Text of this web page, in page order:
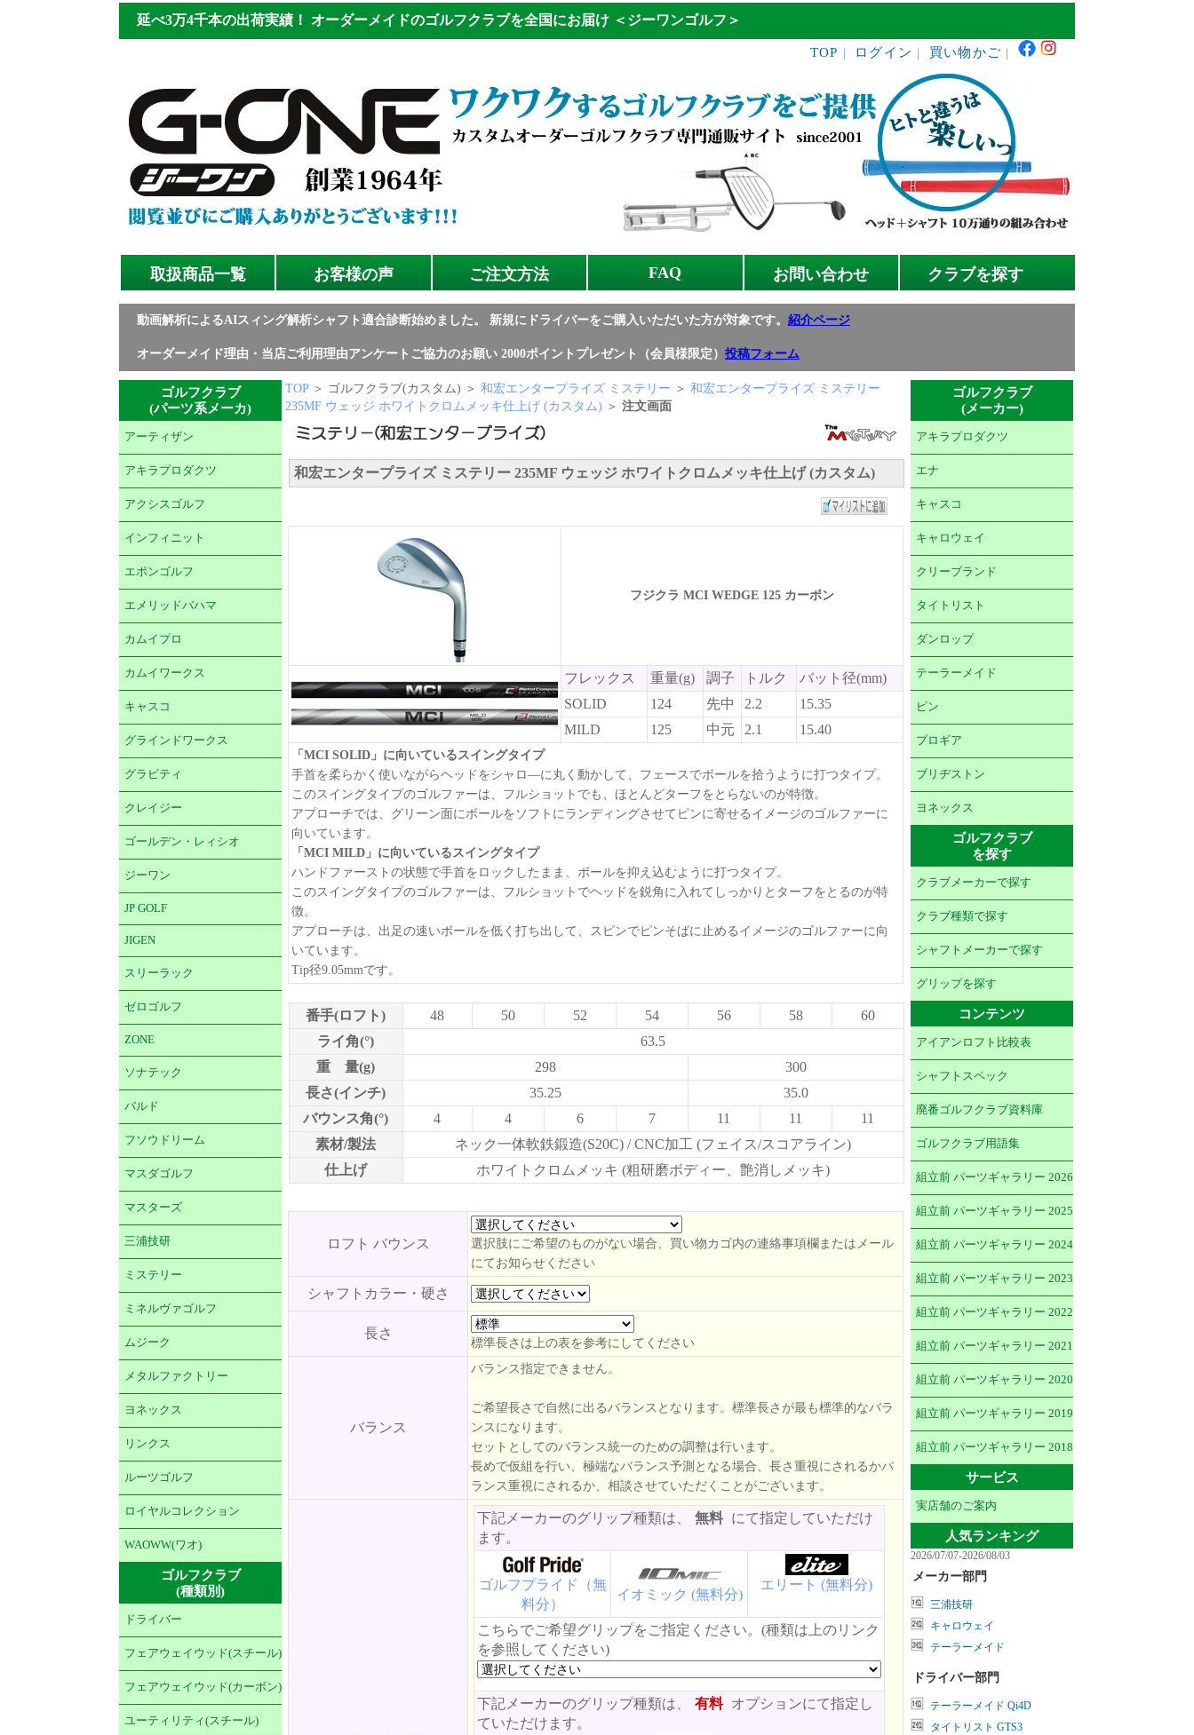
延べ3万4千本の出荷実績！ オーダーメイドのゴルフクラブを全国にお届け ＜ジーワンゴルフ＞
TOP ログイン 買い物かご
取扱商品一覧 お客様の声 ご注文方法 FAQ お問い合わせ クラブを探す
動画解析によるAIスィング解析シャフト適合診断始めました。 新規にドライバーをご購入いただいた方が対象です。 紹介ページ
オーダーメイド理由・当店ご利用理由アンケートご協力のお願い 2000ポイントプレゼント（会員様限定） 投稿フォーム
ゴルフクラブ
(パーツ系メーカ)
アーティザン
アキラプロダクツ
アクシスゴルフ
インフィニット
エポンゴルフ
エメリッドバハマ
カムイプロ
カムイワークス
キャスコ
グラインドワークス
グラビティ
クレイジー
ゴールデン・レィシオ
ジーワン
JP GOLF
JIGEN
スリーラック
ゼロゴルフ
ZONE
ソナテック
バルド
フソウドリーム
マスダゴルフ
マスターズ
三浦技研
ミステリー
ミネルヴァゴルフ
ムジーク
メタルファクトリー
ヨネックス
リンクス
ルーツゴルフ
ロイヤルコレクション
WAOWW(ワオ)
ゴルフクラブ
(種類別)
ドライバー
フェアウェイウッド(スチール)
フェアウェイウッド(カーボン)
ユーティリティ(スチール)
TOP ＞ ゴルフクラブ(カスタム) ＞ 和宏エンタープライズ ミステリー ＞ 和宏エンタープライズ ミステリー
235MF ウェッジ ホワイトクロムメッキ仕上げ (カスタム) ＞ 注文画面
和宏エンタープライズ ミステリー 235MF ウェッジ ホワイトクロムメッキ仕上げ (カスタム)
フジクラ MCI WEDGE 125 カーボン
フレックス 重量(g) 調子 トルク
バット径(mm)
SOLID
124 先中 2.2
15.35
MILD
125 中元 2.1 15.40
「MCI SOLID」に向いているスイングタイプ
手首を柔らかく使いながらヘッドをシャロ―に丸く動かして、フェースでボールを拾うように打つタイプ。
このスイングタイプのゴルファーは、フルショットでも、ほとんどターフをとらないのが特徴。
アプローチでは、グリーン面にボールをソフトにランディングさせてピンに寄せるイメージのゴルファーに
向いています。
「MCI MILD」に向いているスイングタイプ
ハンドファーストの状態で手首をロックしたまま、ボールを抑え込むように打つタイプ。
このスイングタイプのゴルファーは、フルショットでヘッドを鋭角に入れてしっかりとターフをとるのが特
徴。
アプローチは、出足の速いボールを低く打ち出して、スピンでピンそばに止めるイメージのゴルファーに向
いています。
Tip径9.05mmです。
番手(ロフト) 48 50 52 54 56 58
60
ライ角(°)
63.5
重 量(g)
298
300
長さ(インチ)
35.25
35.0
バウンス角(°)
4 4 6 7 11 11
11
素材/製法
ネック一体軟鉄鍛造(S20C) / CNC加工 (フェイス/スコアライン)
仕上げ
ホワイトクロムメッキ (粗研磨ボディー、艶消しメッキ)
ロフト バウンス
選択肢にご希望のものがない場合、買い物カゴ内の連絡事項欄またはメール
にてお知らせください
シャフトカラー・硬さ
長さ
標準長さは上の表を参考にしてください
バランス
バランス指定できません。
ご希望長さで自然に出るバランスとなります。標準長さが最も標準的なバラ
ンスになります。
セットとしてのバランス統一のための調整は行います。
長めで仮組を行い、極端なバランス予測となる場合、長さ重視にされるかバ
ランス重視にされるか、相談させていただくことがございます。
下記メーカーのグリップ種類は、 無料 にて指定していただけ
ます。
ゴルフプライド（無
料分）
イオミック (無料分)
エリート (無料分)
こちらでご希望グリップをご指定ください。(種類は上のリンク
を参照してください)
下記メーカーのグリップ種類は、 有料 オプションにて指定し
ていただけます。
ゴルフクラブ
(メーカー)
アキラプロダクツ
エナ
キャスコ
キャロウェイ
クリーブランド
タイトリスト
ダンロップ
テーラーメイド
ピン
プロギア
ブリヂストン
ヨネックス
ゴルフクラブ
を探す
クラブメーカーで探す
クラブ種類で探す
シャフトメーカーで探す
グリップを探す
コンテンツ
アイアンロフト比較表
シャフトスペック
廃番ゴルフクラブ資料庫
ゴルフクラブ用語集
組立前 パーツギャラリー 2026
組立前 パーツギャラリー 2025
組立前 パーツギャラリー 2024
組立前 パーツギャラリー 2023
組立前 パーツギャラリー 2022
組立前 パーツギャラリー 2021
組立前 パーツギャラリー 2020
組立前 パーツギャラリー 2019
組立前 パーツギャラリー 2018
サービス
実店舗のご案内
人気ランキング
2026/07/07-2026/08/03
メーカー部門
三浦技研
キャロウェイ
テーラーメイド
ドライバー部門
テーラーメイド Qi4D
タイトリスト GTS3